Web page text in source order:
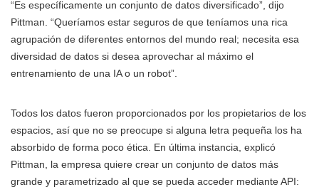
“Es específicamente un conjunto de datos diversificado”, dijo
Pittman. “Queríamos estar seguros de que teníamos una rica
agrupación de diferentes entornos del mundo real; necesita esa
diversidad de datos si desea aprovechar al máximo el
entrenamiento de una IA o un robot”.
Todos los datos fueron proporcionados por los propietarios de los
espacios, así que no se preocupe si alguna letra pequeña los ha
absorbido de forma poco ética. En última instancia, explicó
Pittman, la empresa quiere crear un conjunto de datos más
grande y parametrizado al que se pueda acceder mediante API: